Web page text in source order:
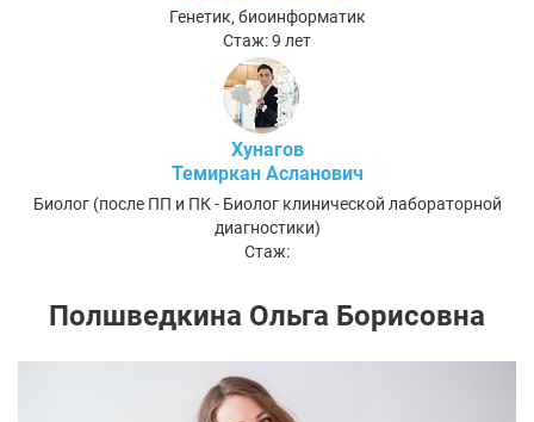
Генетик, биоинформатик
Стаж: 9 лет
Хунагов
Темиркан Асланович
Биолог (после ПП и ПК - Биолог клинической лабораторной
диагностики)
Стаж:
Полшведкина Ольга Борисовна